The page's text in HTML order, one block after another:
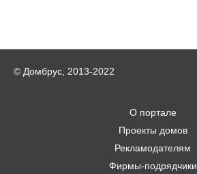
© Домбрус, 2013-2022
О портале
Проекты домов
Рекламодателям
Фирмы-подрядчики